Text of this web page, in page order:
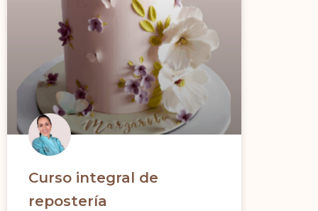
Curso integral de
repostería